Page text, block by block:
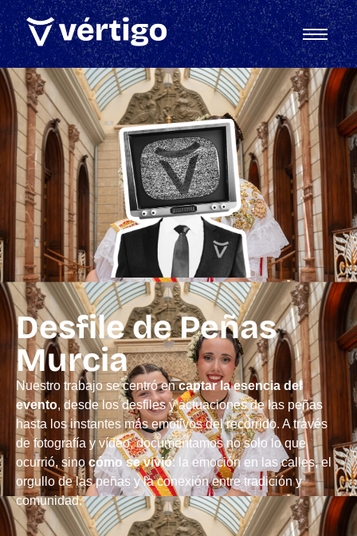
Desfile de Peñas
Murcia
Nuestro trabajo se centró encaptar la esencia del
evento, desde los desfiles y actuaciones de las peñas
hasta los instantes más emotivos del recorrido. A través
de fotografía y vídeo, documentamos no solo lo que
ocurrió, sinocómo se vivió: la emoción en las calles, el
orgullo de las peñas y la conexión entre tradición y
comunidad.